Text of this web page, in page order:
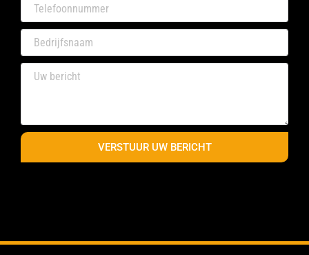
VERSTUUR UW BERICHT